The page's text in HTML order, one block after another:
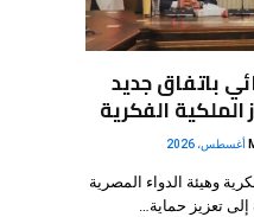
باتفاق جديد
الفكرية
وهيئة الدواء المصرية
تعزيز حماية…